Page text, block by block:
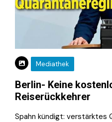
Mediathek
Berlin- Keine
Reiserückkehrer
Spahn kündigt: verstärktes